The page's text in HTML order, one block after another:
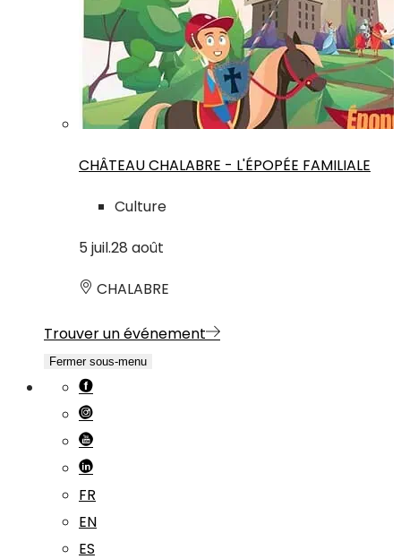
CHÂTEAU CHALABRE - L'ÉPOPÉE FAMILIALE
Culture
5 juil.28 août
CHALABRE
Trouver un événement
Fermer sous-menu
FR
EN
ES